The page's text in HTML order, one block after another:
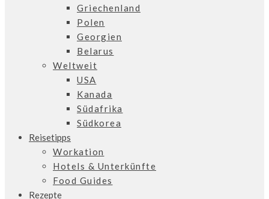
Griechenland
Polen
Georgien
Belarus
Weltweit
USA
Kanada
Südafrika
Südkorea
Reisetipps
Workation
Hotels & Unterkünfte
Food Guides
Rezepte